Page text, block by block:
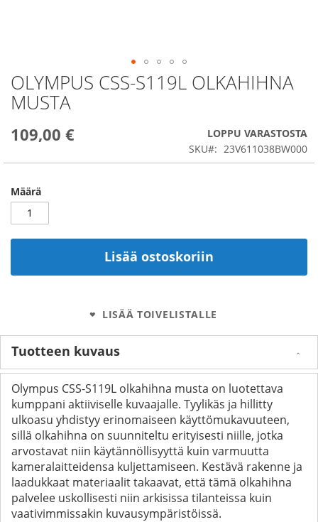
OLYMPUS CSS-S119L OLKAHIHNA
MUSTA
109,00 €
LOPPU VARASTOSTA
SKU
23V611038BW000
Määrä
Lisää ostoskoriin
LISÄÄ TOIVELISTALLE
Skip
to
the
of
Tuotteen kuvaus
Olympus CSS-S119L olkahihna musta on luotettava
kumppani aktiiviselle kuvaajalle. Tyylikäs ja hillitty
ulkoasu yhdistyy erinomaiseen käyttömukavuuteen,
sillä olkahihna on suunniteltu erityisesti niille, jotka
arvostavat niin käytännöllisyyttä kuin varmuutta
kameralaitteidensa kuljettamiseen. Kestävä rakenne ja
laadukkaat materiaalit takaavat, että tämä olkahihna
palvelee uskollisesti niin arkisissa tilanteissa kuin
vaativimmissakin kuvausympäristöissä.